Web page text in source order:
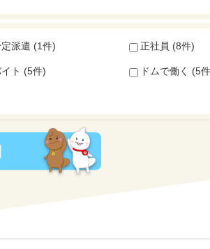
派遣 (1件) 正社員 (8件)
ト (5件) ドムで働く (5